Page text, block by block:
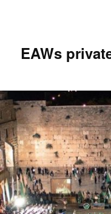
EAWs